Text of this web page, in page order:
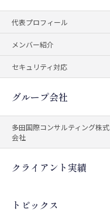
代表プロフィール
メンバー紹介
セキュリティ対応
グループ会社
多田国際コンサルティング株式
会社
クライアント実績
トピックス